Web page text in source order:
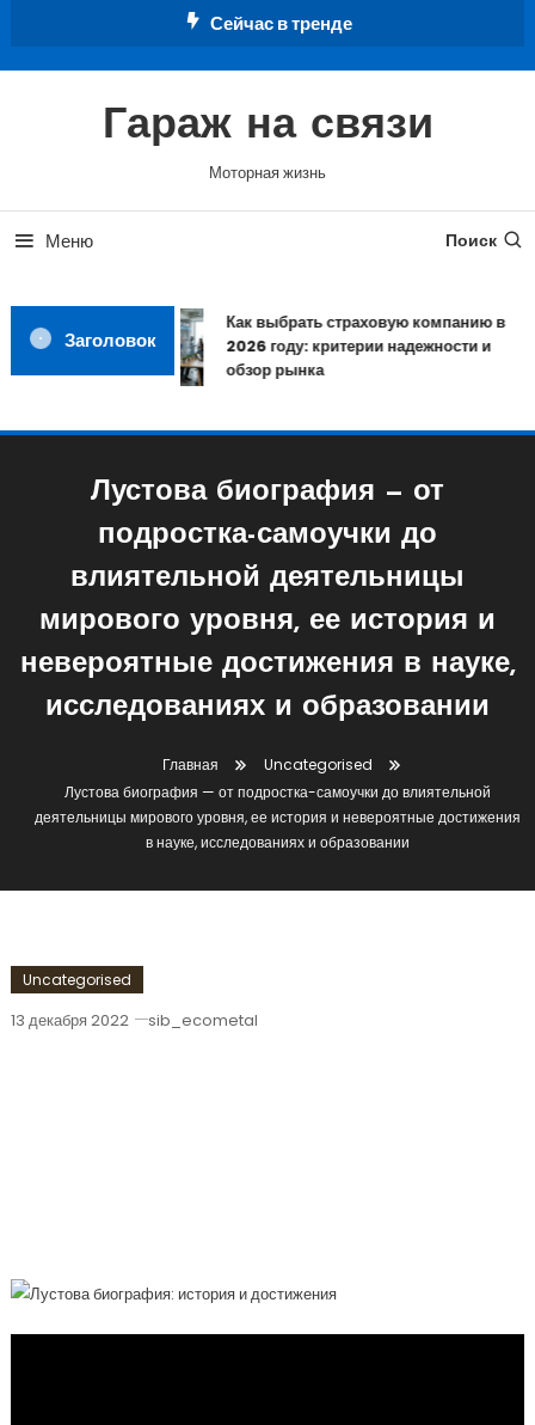
Сейчас в тренде
Гараж на связи
Моторная жизнь
Меню Поиск
Заголовок
Как выбрать страховую компанию в
2026 году: критерии надежности и
обзор рынка
Лустова биография — от
подростка-самоучки до
влиятельной деятельницы
мирового уровня, ее история и
невероятные достижения в науке,
исследованиях и образовании
Главная
Uncategorised
Лустова биография — от подростка-самоучки до влиятельной
деятельницы мирового уровня, ее история и невероятные достижения
в науке, исследованиях и образовании
Uncategorised
13 декабря 2022 sib_ecometal